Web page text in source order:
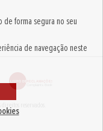
de forma segura no seu
de navegação neste